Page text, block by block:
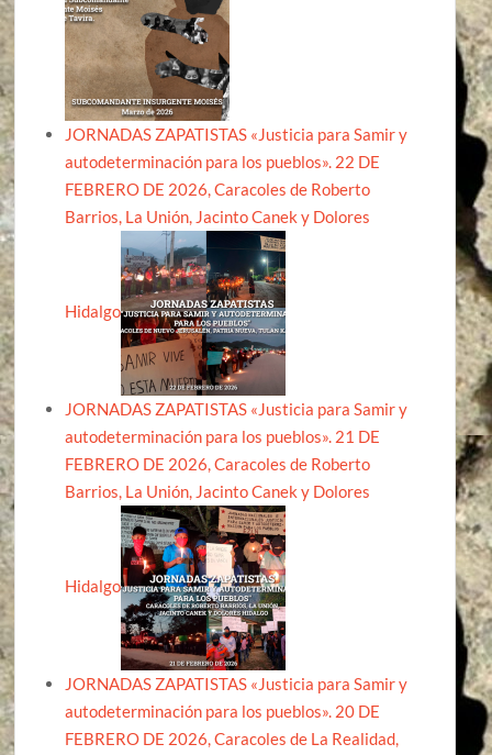
JORNADAS ZAPATISTAS «Justicia para Samir y
autodeterminación para los pueblos». 22 DE
FEBRERO DE 2026, Caracoles de Roberto
Barrios, La Unión, Jacinto Canek y Dolores
Hidalgo
JORNADAS ZAPATISTAS «Justicia para Samir y
autodeterminación para los pueblos». 21 DE
FEBRERO DE 2026, Caracoles de Roberto
Barrios, La Unión, Jacinto Canek y Dolores
Hidalgo
JORNADAS ZAPATISTAS «Justicia para Samir y
autodeterminación para los pueblos». 20 DE
FEBRERO DE 2026, Caracoles de La Realidad,